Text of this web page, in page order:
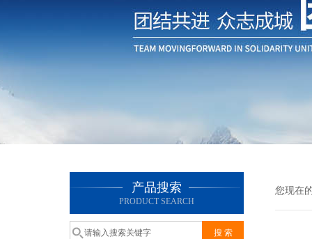
产品搜索
PRODUCT SEARCH
您现在